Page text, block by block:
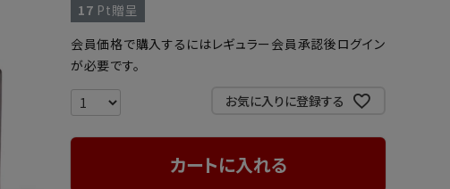
17 Pt贈呈
会員価格で購入するにはレギュラー会員承認後ログイン
が必要です。
お気に入りに登録する
カートに入れる